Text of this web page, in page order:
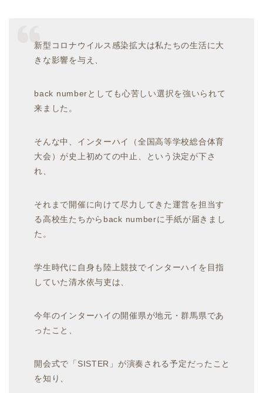
新型コロナウイルス感染拡大は私たちの生活に大
きな影響を与え、
back numberとしても心苦しい選択を強いられて
来ました。
そんな中、インターハイ（全国高等学校総合体育
大会）が史上初めての中止、という決定が下さ
れ、
それまで開催に向けて尽力してきた運営を担当す
る高校生たちからback numberに手紙が届きまし
た。
学生時代に自身も陸上競技でインターハイを目指
していた清水依与吏は、
今年のインターハイの開催県が地元・群馬県であ
ったこと、
開会式で「SISTER」が演奏される予定だったこと
を知り、